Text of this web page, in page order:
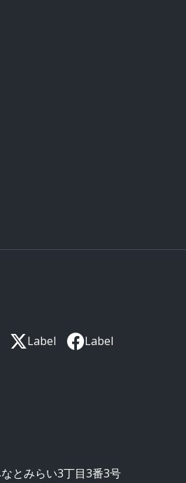
Label Label
とみらい3丁目3番3号